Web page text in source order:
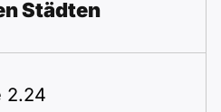
Städten
2.24